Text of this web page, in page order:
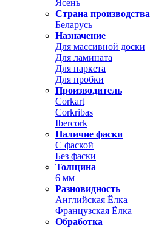
Ясень
Страна производства
Беларусь
Назначение
Для массивной доски
Для ламината
Для паркета
Для пробки
Производитель
Corkart
Corkribas
Ibercork
Наличие фаски
С фаской
Без фаски
Толщина
6 мм
Разновидность
Английская Ёлка
Французская Ёлка
Обработка